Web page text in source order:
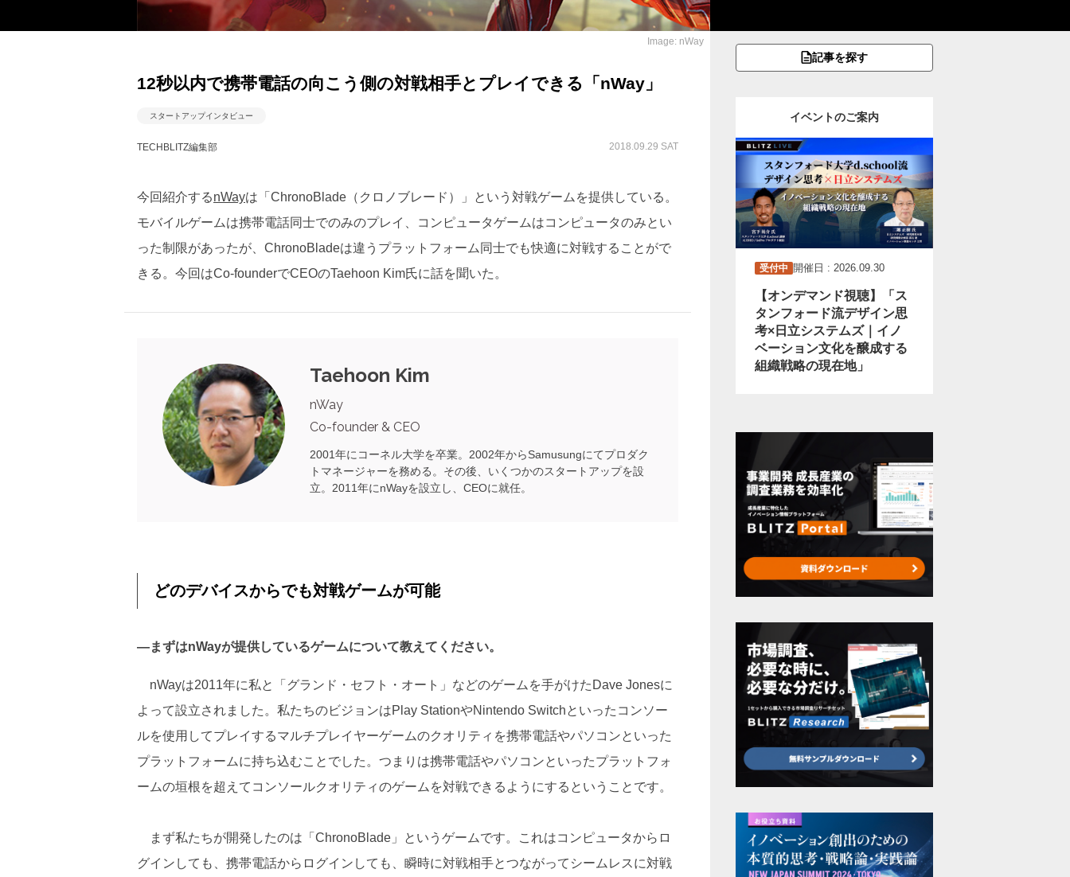
Image: nWay
12秒以内で携帯電話の向こう側の対戦相手とプレイできる「nWay」
スタートアップインタビュー
TECHBLITZ編集部 2018.09.29 SAT
今回紹介するnWayは「ChronoBlade（クロノブレード）」という対戦ゲームを提供している。
モバイルゲームは携帯電話同士でのみのプレイ、コンピュータゲームはコンピュータのみとい
った制限があったが、ChronoBladeは違うプラットフォーム同士でも快適に対戦することがで
きる。今回はCo-founderでCEOのTaehoon Kim氏に話を聞いた。
Taehoon Kim
nWay
Co-founder & CEO
2001年にコーネル大学を卒業。2002年からSamusungにてプロダク
トマネージャーを務める。その後、いくつかのスタートアップを設
立。2011年にnWayを設立し、CEOに就任。
どのデバイスからでも対戦ゲームが可能
―まずはnWayが提供しているゲームについて教えてください。
nWayは2011年に私と「グランド・セフト・オート」などのゲームを手がけたDave Jonesに
よって設立されました。私たちのビジョンはPlay StationやNintendo Switchといったコンソー
ルを使用してプレイするマルチプレイヤーゲームのクオリティを携帯電話やパソコンといった
プラットフォームに持ち込むことでした。つまりは携帯電話やパソコンといったプラットフォ
ームの垣根を超えてコンソールクオリティのゲームを対戦できるようにするということです。
まず私たちが開発したのは「ChronoBlade」というゲームです。これはコンピュータからロ
グインしても、携帯電話からログインしても、瞬時に対戦相手とつながってシームレスに対戦
記事を探す
イベントのご案内
受付中 開催日 : 2026.09.30
【オンデマンド視聴】「ス
タンフォード流デザイン思
考×日立システムズ｜イノ
ベーション文化を醸成する
組織戦略の現在地」